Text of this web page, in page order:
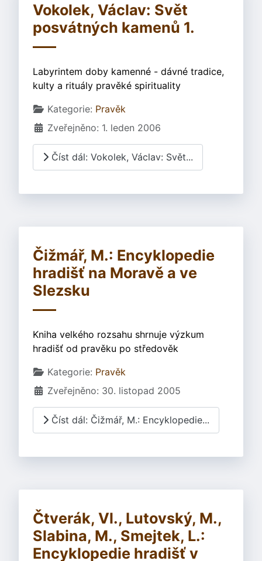
Vokolek, Václav: Svět
posvátných kamenů 1.
Labyrintem doby kamenné - dávné tradice,
kulty a rituály pravěké spirituality
Základní údaje
Kategorie: Pravěk
Zveřejněno: 1. leden 2006
Číst dál: Vokolek, Václav: Svět...
Čižmář, M.: Encyklopedie
hradišť na Moravě a ve
Slezsku
Kniha velkého rozsahu shrnuje výzkum
hradišť od pravěku po středověk
Základní údaje
Kategorie: Pravěk
Zveřejněno: 30. listopad 2005
Číst dál: Čižmář, M.: Encyklopedie...
Čtverák, Vl., Lutovský, M.,
Slabina, M., Smejtek, L.:
Encyklopedie hradišť v